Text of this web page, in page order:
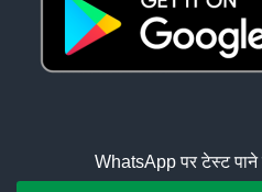
WhatsApp पर टेस्ट